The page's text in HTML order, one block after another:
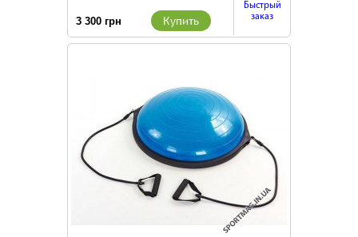
3 300 грн Купить
Быстрый
заказ